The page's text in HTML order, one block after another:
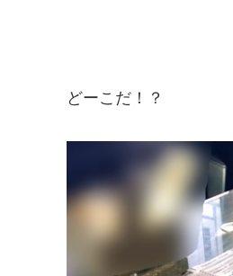
どーこだ！？